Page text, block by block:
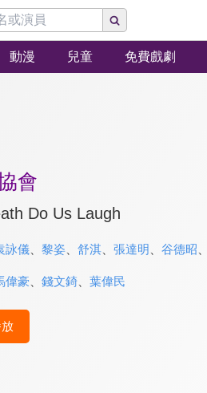
動漫 兒童 免費戲劇
會
Do Us Laugh
詠儀、 黎姿、 舒淇、 張達明 谷德昭
偉豪 錢文錡、 葉偉民